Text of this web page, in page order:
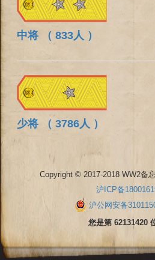
中将 （ 833人 ）
少将 （ 3786人 ）
Copyright © 2017-2018 WW2备
沪ICP备
沪公网安备
您是第 62131420